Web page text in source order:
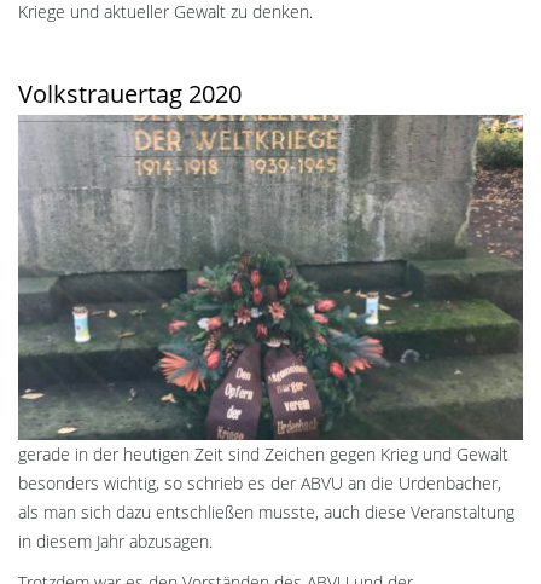
Kriege und aktueller Gewalt zu denken.
Volkstrauertag 2020
gerade in der heutigen Zeit sind Zeichen gegen Krieg und Gewalt
besonders wichtig, so schrieb es der ABVU an die Urdenbacher,
als man sich dazu entschließen musste, auch diese Veranstaltung
in diesem Jahr abzusagen.